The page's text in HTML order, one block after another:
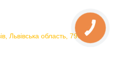
Львівська область, 79066,